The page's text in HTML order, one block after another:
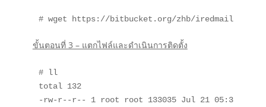
# wget https://bitbucket.org/zhb/iredmail/
ขั้นตอนที่ 3 – แตกไฟล์และดำเนินการติดตั้ง
# ll
total 132
-rw-r--r-- 1 root root 133035 Jul 21 05:30